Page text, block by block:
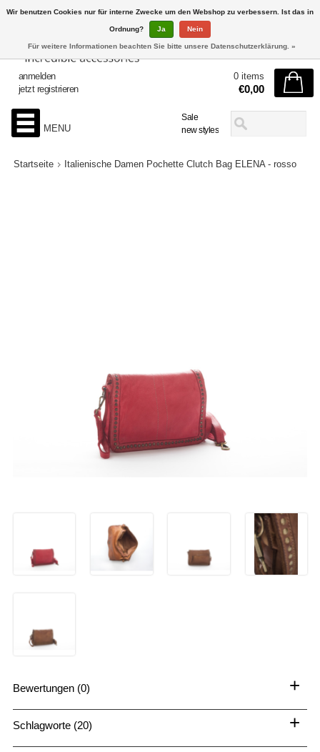
Sale
new styles
anmelden
jetzt registrieren
0 items
€0,00
MENU
Startseite Italienische Damen Pochette Clutch Bag ELENA - rosso
Bewertungen (0) +
Schlagworte (20) +
Wir benutzen Cookies nur für interne Zwecke um den Webshop zu verbessern. Ist das in
Ordnung? Ja Nein
Für weitere Informationen beachten Sie bitte unsere Datenschutzerklärung. »